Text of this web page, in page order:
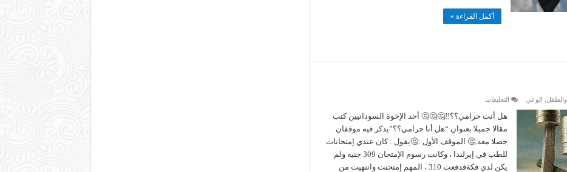
أكمل القراءة »
الوعي التعليقات
أنت
حرامي؟؟!!
مغلقة
هل أنت حرامي؟؟!!🤔🤔🤔 أحد الإخوة السودانيين كتب
مقالا جميلا بعنوان “هل أنا حرامي؟؟”يذكر فيه موقفان
حصلا معه.🤔 الموقف الأول :🤔يقول : كان عندي إمتحانات
للطب في إيرلندا ، وكانت رسوم الإمتحان 309 جنيه ولم
يكن لدي فكةفدفعت 310 ، المهم إمتحنت وانتهيت من